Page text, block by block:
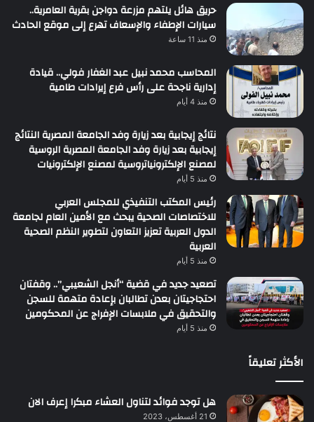
حريق هائل يلتهم مزرعة دواجن بقرية العامرية..
سيارات الإطفاء والإسعاف تهرع إلى موقع الحادث
منذ 11 ساعة
المحاسب محمد نبيل عبد الغفار فولي.. قيادة
إدارية ناجحة على رأس فرع إيرادات طامية
منذ 4 أيام
نتائج إيجابية بعد زيارة وفد الجامعة المصرية النتائج
إيجابية بعد زيارة وفد الجامعة المصرية الروسية
لمصنع الإلكترونياتروسية لمصنع الإلكترونيات
منذ 5 أيام
رئيس المكتب التنفيذي للمجلس العربي
للاختصاصات الصحية يبحث مع الأمين العام لجامعة
الدول العربية تعزيز التعاون لتطوير النظم الصحية
العربية
منذ 5 أيام
تصعيد جديد في قضية “أنجل الشعيبي”.. وقفتان
احتجاجيتان بعدن تطالبان بإعادة متهمة للسجن
والتحقيق في ملابسات الإفراج عن المحكومين
منذ 5 أيام
الأكثر تعليقاً
هل توجد فوائد لتناول العشاء مبكرا إعرف الان
21 أغسطس، 2023